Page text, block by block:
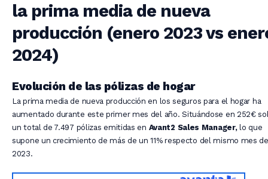
la prima media de nueva
producción (enero 2023 vs
2024)
Evolución de las pólizas de hogar
La prima media de nueva producción en los seguros para el hogar ha
aumentado durante este primer mes del año. Situándose en 252€
un total de 7.497 pólizas emitidas en Avant2 Sales Manager,lo que
supone un crecimiento de más de un 11% respecto del mismo mes de
2023.